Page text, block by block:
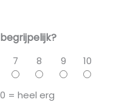
7 8 9 10
= heel erg